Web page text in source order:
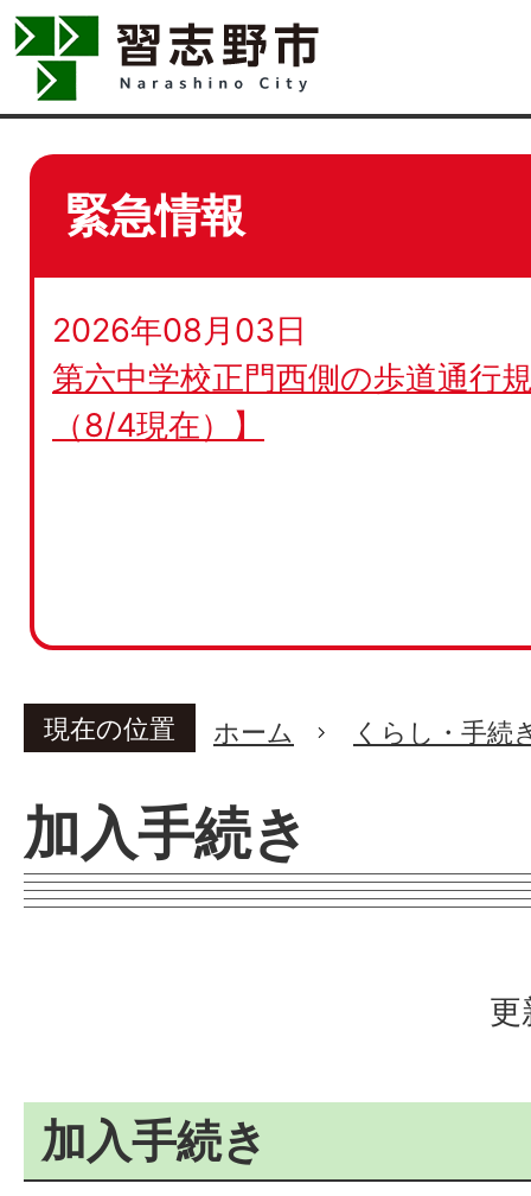
緊急情報
2026年08月03日
第六中学校正門西側の歩道通行
（8/4現在）】
現在の位置 ホーム くらし・手続
加入手続き
更
加入手続き